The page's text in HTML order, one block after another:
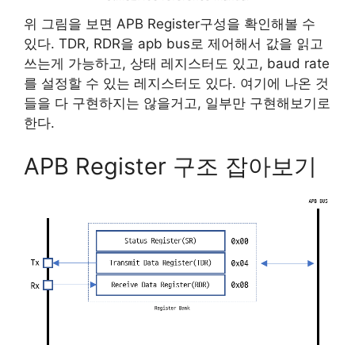
위 그림을 보면 APB Register구성을 확인해볼 수
있다. TDR, RDR을 apb bus로 제어해서 값을 읽고
쓰는게 가능하고, 상태 레지스터도 있고, baud rate
를 설정할 수 있는 레지스터도 있다. 여기에 나온 것
들을 다 구현하지는 않을거고, 일부만 구현해보기로
한다.
APB Register 구조 잡아보기